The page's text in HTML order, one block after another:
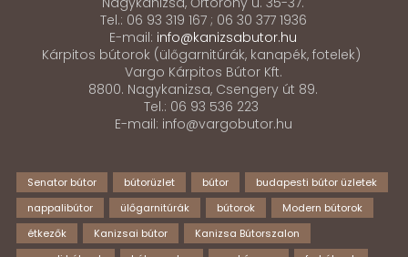
Tel.: 06 93 319 167 ; 06 30 377 1936
E-mail: info@kanizsabutor.hu
Kárpitos bútorok (ülőgarnitúrák, kanapék, fotelek)
Vargo Kárpitos Bútor Kft.
8800. Nagykanizsa, Csengery út 89.
Tel.: 06 93 536 223
E-mail: info@vargobutor.hu
Senator bútor bútorüzlet bútor
budapesti bútor üzletek
nappalibútor
ülőgarnitúrák bútorok
Modern bútorok
étkezők
Kanizsai bútor
Kanizsa Bútorszalon